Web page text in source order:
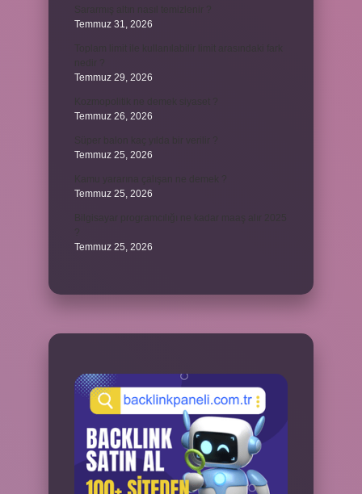
Temmuz 31, 2026
Temmuz 29, 2026
Temmuz 26, 2026
Temmuz 25, 2026
Temmuz 25, 2026
Temmuz 25, 2026